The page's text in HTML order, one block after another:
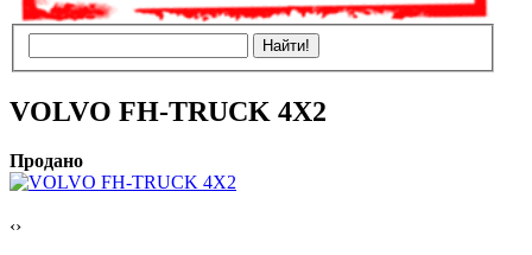
VOLVO FH-TRUCK 4X2
Продано
‹›